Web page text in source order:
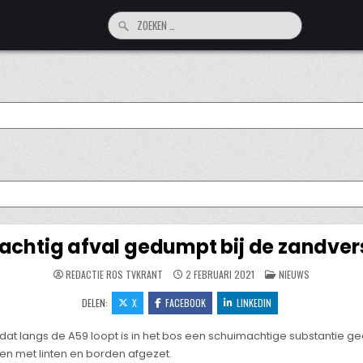
Zoeken
naar:
afval gedumpt bij de
REDACTIE ROS TVKRANT 2 FEBRUARI 2021 GEPLAATST
IN
NIEUWS
DELEN: X FACEBOOK LINKEDIN
langs de A59 loopt is in het bos een schuimachtige substantie
met linten en borden afgezet.